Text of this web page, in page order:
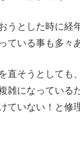
うとした時に経
ている事も多々
直そうとしても、
雑になっている
ていない！と修